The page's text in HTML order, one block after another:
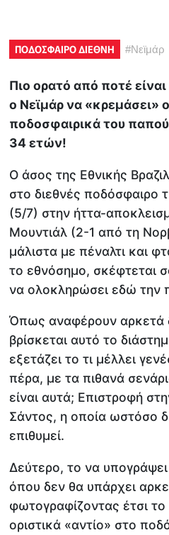
ΠΟΔΟΣΦΑΙΡΟ ΔΙΕΘΝΗ #Νεϊμάρ
Πιο ορατό από ποτέ
ο Νεϊμάρ να «κρεμάσει»
ποδοσφαιρικά του
34 ετών!
Ο άσος της Εθνικής
στο διεθνές ποδόσφαιρο
(5/7) στην ήττα-
Μουντιάλ (2-1 από τη
μάλιστα με πέναλτι και
το εθνόσημο, σκέφτεται
να ολοκληρώσει εδώ την
Όπως αναφέρουν αρκετά
βρίσκεται αυτό το
εξετάζει το τι μέλλει
πέρα, με τα πιθανά
είναι αυτά; Επιστροφή
Σάντος, η οποία ωστόσο
επιθυμεί.
Δεύτερο, το να
όπου δεν θα υπάρχει
φωτογραφίζοντας έτσι το
οριστικά «αντίο» στο